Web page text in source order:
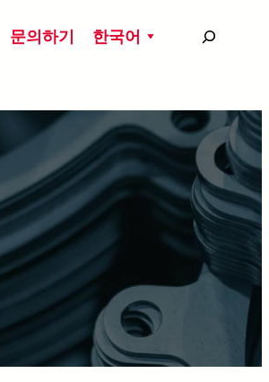
문의하기 한국어